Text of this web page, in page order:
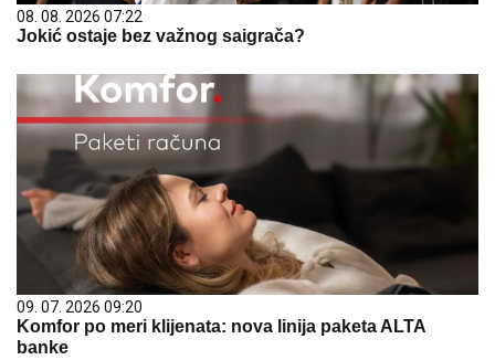
08. 08. 2026 07:22
Jokić ostaje bez važnog saigrača?
09. 07. 2026 09:20
Komfor po meri klijenata: nova linija paketa ALTA
banke